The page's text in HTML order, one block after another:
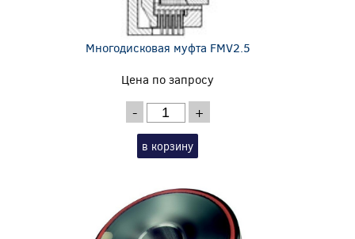
Многодисковая муфта FMV2.5
Цена по запросу
- +
в корзину